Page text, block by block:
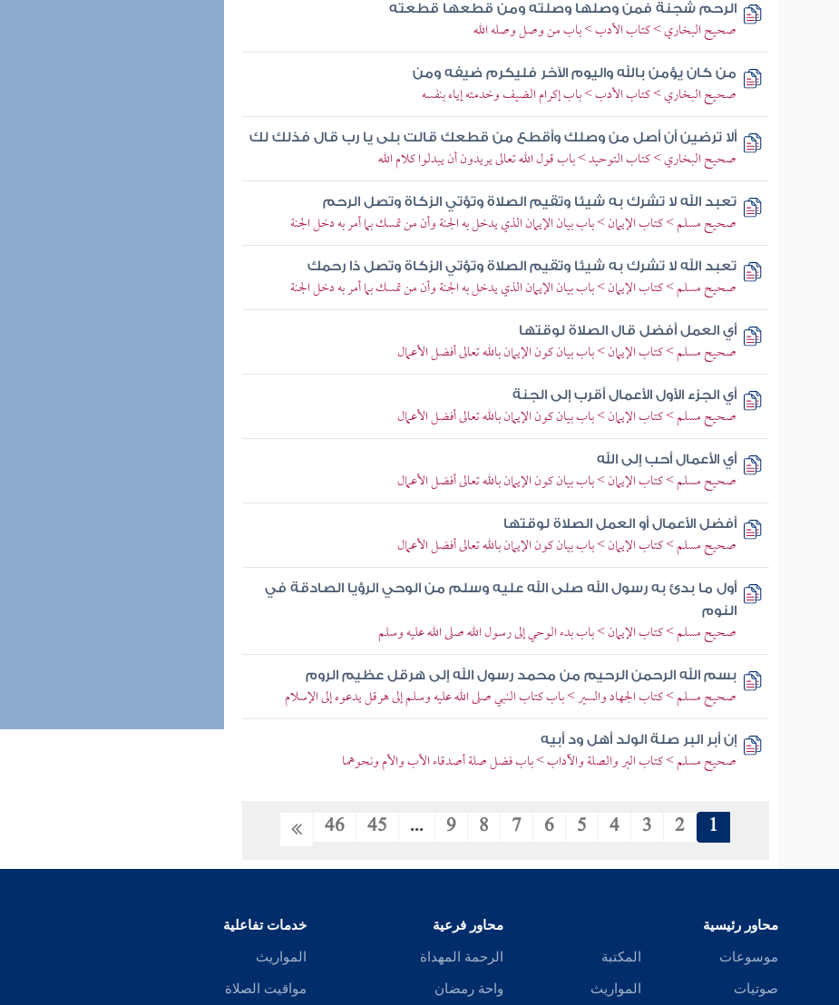
الرحم شجنة فمن وصلها وصلته ومن قطعها قطعته
صحيح البخاري > كتاب الأدب > باب من وصل وصله الله
من كان يؤمن بالله واليوم الآخر فليكرم ضيفه ومن
صحيح البخاري > كتاب الأدب > باب إكرام الضيف وخدمته إياه بنفسه
ألا ترضين أن أصل من وصلك وأقطع من قطعك قالت بلى يا رب قال فذلك لك
صحيح البخاري > كتاب التوحيد > باب قول الله تعالى يريدون أن يبدلوا كلام الله
تعبد الله لا تشرك به شيئا وتقيم الصلاة وتؤتي الزكاة وتصل الرحم
صحيح مسلم > كتاب الإيمان > باب بيان الإيمان الذي يدخل به الجنة وأن من تمسك بما أمر به دخل الجنة
تعبد الله لا تشرك به شيئا وتقيم الصلاة وتؤتي الزكاة وتصل ذا رحمك
صحيح مسلم > كتاب الإيمان > باب بيان الإيمان الذي يدخل به الجنة وأن من تمسك بما أمر به دخل الجنة
أي العمل أفضل قال الصلاة لوقتها
صحيح مسلم > كتاب الإيمان > باب بيان كون الإيمان بالله تعالى أفضل الأعمال
أي الجزء الأول الأعمال أقرب إلى الجنة
صحيح مسلم > كتاب الإيمان > باب بيان كون الإيمان بالله تعالى أفضل الأعمال
أي الأعمال أحب إلى الله
صحيح مسلم > كتاب الإيمان > باب بيان كون الإيمان بالله تعالى أفضل الأعمال
أفضل الأعمال أو العمل الصلاة لوقتها
صحيح مسلم > كتاب الإيمان > باب بيان كون الإيمان بالله تعالى أفضل الأعمال
أول ما بدئ به رسول الله صلى الله عليه وسلم من الوحي الرؤيا الصادقة في
النوم
صحيح مسلم > كتاب الإيمان > باب بدء الوحي إلى رسول الله صلى الله عليه وسلم
بسم الله الرحمن الرحيم من محمد رسول الله إلى هرقل عظيم الروم
صحيح مسلم > كتاب الجهاد والسير > باب كتاب النبي صلى الله عليه وسلم إلى هرقل يدعوه إلى الإسلام
إن أبر البر صلة الولد أهل ود أبيه
صحيح مسلم > كتاب البر والصلة والآداب > باب فضل صلة أصدقاء الأب والأم ونحوهما
1
2
3
4
5
6
7
8
9
...
45
46
محاور رئيسية
موسوعات
صوتيات
المكتبة
المواريث
محاور فرعية
الرحمة المهداة
واحة رمضان
خدمات تفاعلية
المواريث
مواقيت الصلاة